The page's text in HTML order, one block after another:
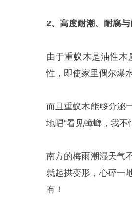
2、高度耐潮、耐腐与
由于重蚁木是油性木
性，即使家里偶尔爆
而且重蚁木能够分泌
地唱“看见蟑螂，我不
南方的梅雨潮湿天气
就起拱变形，心碎一
有！